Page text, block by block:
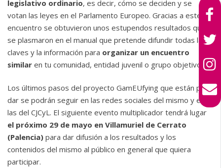
legislativo ordinario, es decir, cómo se deciden y se
votan las leyes en el Parlamento Europeo. Gracias a este
encuentro se obtuvieron unos estupendos resultados que
se plasmaron en el manual que pretende difundir todas las
claves y la información para organizar un encuentro
similar en tu comunidad, entidad juvenil o grupo objetivo.
Los últimos pasos del proyecto GamEUfying que están por
dar se podrán seguir en las redes sociales del mismo y en
las del CJCyL. El siguiente evento multiplicador tendrá lugar
el próximo 29 de mayo en Villamuriel de Cerrato
(Palencia) para dar difusión a los resultados y los
contenidos del mismo al público en general que quiera
participar.